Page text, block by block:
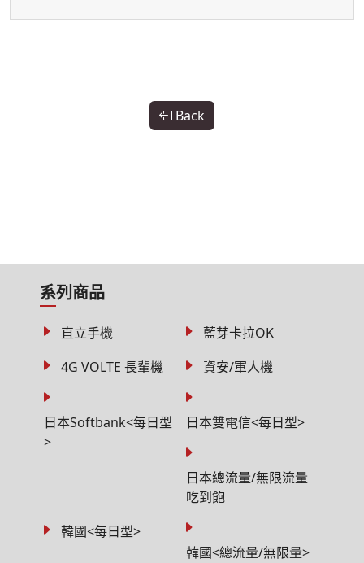
Back
系列商品
直立手機
藍芽卡拉OK
4G VOLTE 長輩機
資安/軍人機
日本Softbank<每日型
>
日本雙電信<每日型>
日本總流量/無限流量
吃到飽
韓國<每日型>
韓國<總流量/無限量>